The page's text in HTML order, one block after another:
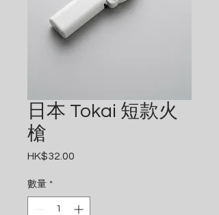
日本 Tokai 短款火
槍
HK$32.00
數量 *